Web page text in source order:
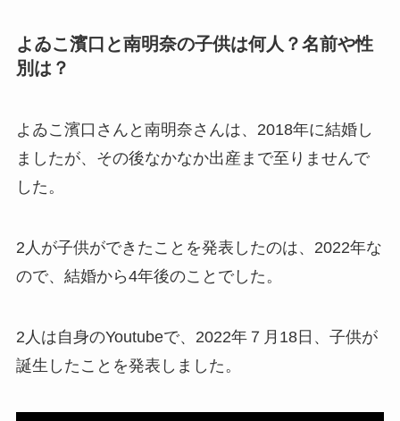
よゐこ濱口と南明奈の子供は何人？名前や性
別は？
よゐこ濱口さんと南明奈さんは、2018年に結婚し
ましたが、その後なかなか出産まで至りませんで
した。
2人が子供ができたことを発表したのは、2022年な
ので、結婚から4年後のことでした。
2人は自身のYoutubeで、2022年７月18日、子供が
誕生したことを発表しました。